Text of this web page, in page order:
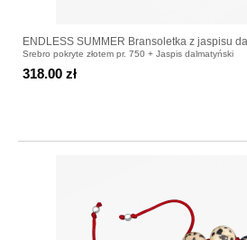
ENDLESS SUMMER Bransoletka z jaspisu
Srebro pokryte złotem pr. 750 + Jaspis dalmatyński
318.00 zł